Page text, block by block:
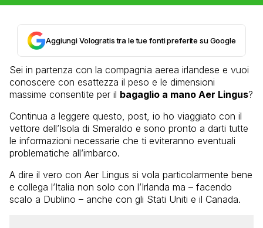
Aggiungi Vologratis tra le tue fonti preferite su Google
Sei in partenza con la compagnia aerea irlandese e vuoi
conoscere con esattezza il peso e le dimensioni
massime consentite per il bagaglio a mano Aer Lingus?
Continua a leggere questo, post, io ho viaggiato con il
vettore dell’Isola di Smeraldo e sono pronto a darti tutte
le informazioni necessarie che ti eviteranno eventuali
problematiche all’imbarco.
A dire il vero con Aer Lingus si vola particolarmente bene
e collega l’Italia non solo con l’Irlanda ma – facendo
scalo a Dublino – anche con gli Stati Uniti e il Canada.